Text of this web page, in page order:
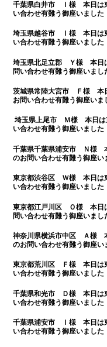
千葉県白井市 Ｉ様 本日は
い合わせ有難う御座いました
埼玉県越谷市 Ｉ様 本日は
い合わせ有難う御座いました
埼玉県北足立郡 Ｙ様 本日
問い合わせ有難う御座いまし
茨城県常陸大宮市 Ｆ様 本
お問い合わせ有難う御座いま
埼玉県上尾市 Ｍ様 本日は
い合わせ有難う御座いました
千葉県千葉県浦安市 Ｎ様
のお問い合わせ有難う御座い
東京都渋谷区 Ｗ様 本日は
い合わせ有難う御座いました
東京都江戸川区 Ｏ様 本日
問い合わせ有難う御座いまし
神奈川県横浜市中区 Ａ様
のお問い合わせ有難う御座い
東京都荒川区 Ｆ様 本日は
い合わせ有難う御座いました
千葉県和光市 Ｄ様 本日は
い合わせ有難う御座いました
千葉県浦安市 Ｉ様 本日は
い合わせ有難う御座いました